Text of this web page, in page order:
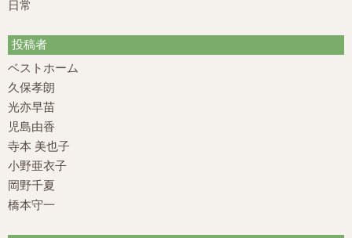
日常
投稿者
ベストホーム
久保孝朗
光亦早苗
児島由香
寺本 美也子
小野亜衣子
岡野千夏
橋本守一